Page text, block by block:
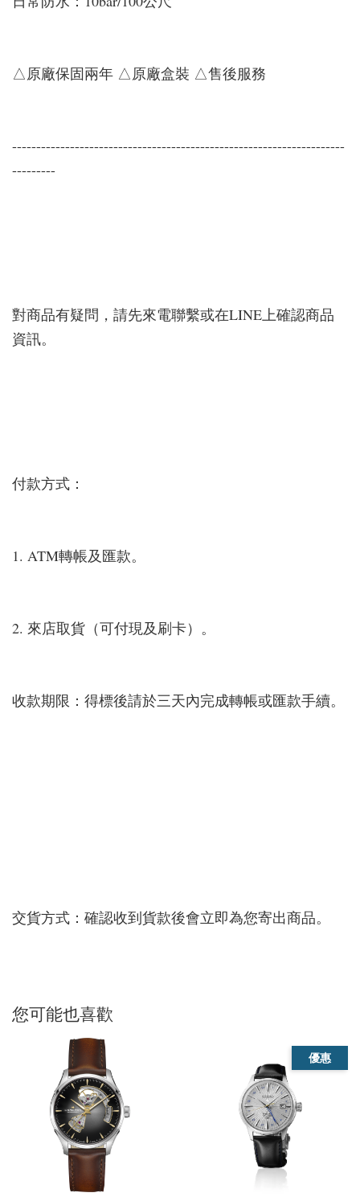
△原廠保固兩年 △原廠盒裝 △售後服務
---------------------------------------------------------------------
---------
對商品有疑問，請先來電聯繫或在LINE上確認商品
資訊。
付款方式：
1. ATM轉帳及匯款。
2. 來店取貨（可付現及刷卡）。
收款期限：得標後請於三天內完成轉帳或匯款手續。
交貨方式：確認收到貨款後會立即為您寄出商品。
您可能也喜歡
優惠